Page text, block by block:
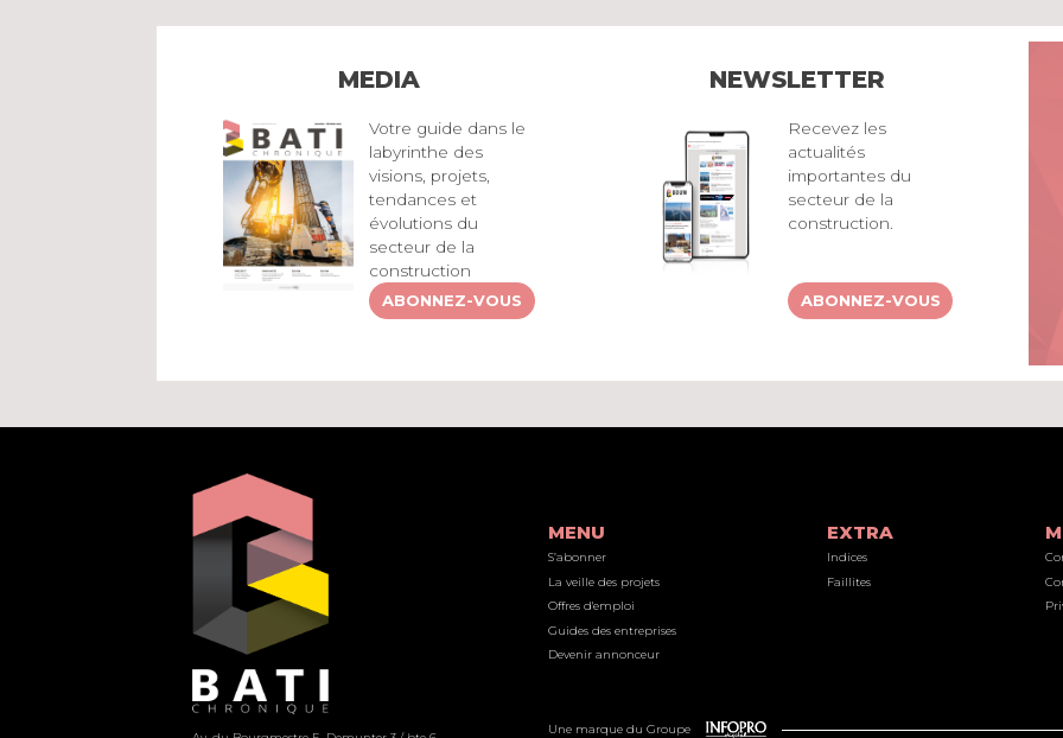
MEDIA
Votre guide dans le
labyrinthe des
visions, projets,
tendances et
évolutions du
secteur de la
construction
ABONNEZ-VOUS
NEWSLETTER
Recevez les
actualités
importantes du
secteur de la
construction.
ABONNEZ-VOUS
MENU
S’abonner
La veille des projets
Offres d'emploi
Guides des entreprises
Devenir annonceur
EXTRA
Indices
Faillites
Une marque du Groupe